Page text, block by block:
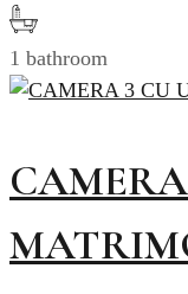
1 bathroom